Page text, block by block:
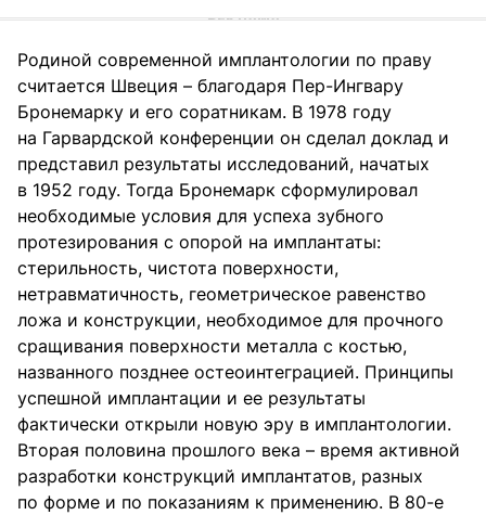
Родиной современной имплантологии по праву
считается Швеция – благодаря Пер-Ингвару
Бронемарку и его соратникам. В 1978 году
на Гарвардской конференции он сделал доклад и
представил результаты исследований, начатых
в 1952 году. Тогда Бронемарк сформулировал
необходимые условия для успеха зубного
протезирования с опорой на имплантаты:
стерильность, чистота поверхности,
нетравматичность, геометрическое равенство
ложа и конструкции, необходимое для прочного
сращивания поверхности металла с костью,
названного позднее остеоинтеграцией. Принципы
успешной имплантации и ее результаты
фактически открыли новую эру в имплантологии.
Вторая половина прошлого века – время активной
разработки конструкций имплантатов, разных
по форме и по показаниям к применению. В 80-е